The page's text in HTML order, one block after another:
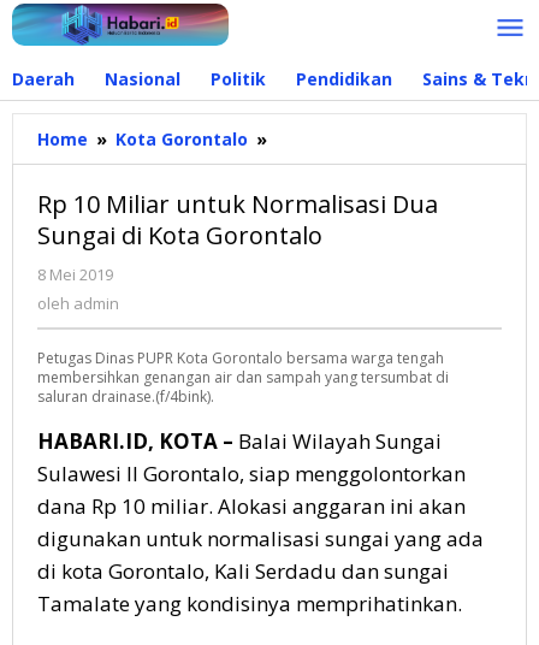
Lewati
ke
Daerah Nasional Politik Pendidikan Sains &
Home » Kota Gorontalo »
10
untuk
Normalisasi
Gorontalo
Rp 10 Miliar untuk Normalisasi Dua
Sungai di Kota Gorontalo
8 Mei 2019
oleh admin
Petugas Dinas PUPR Kota Gorontalo bersama warga tengah
membersihkan genangan air dan sampah yang tersumbat di
saluran drainase.(f/4bink).
HABARI.ID, KOTA – Balai Wilayah Sungai
Sulawesi II Gorontalo, siap menggolontorkan
dana Rp 10 miliar. Alokasi anggaran ini akan
digunakan untuk normalisasi sungai yang ada
di kota Gorontalo, Kali Serdadu dan sungai
Tamalate yang kondisinya memprihatinkan.